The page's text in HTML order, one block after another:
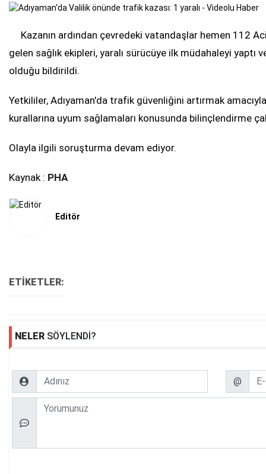
Kazanın ardından çevredeki vatandaşlar hemen 112
gelen sağlık ekipleri, yaralı sürücüye ilk müdahaleyi yaptı
olduğu bildirildi.
Yetkililer, Adıyaman'da trafik güvenliğini artırmak
kurallarına uyum sağlamaları konusunda bilinçlendirme
Olayla ilgili soruşturma devam ediyor.
Kaynak : PHA
Editör
ETİKETLER:
NELER SÖYLENDİ?
Name Email
@
Comment